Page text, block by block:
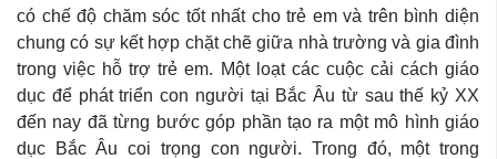
có chế độ chăm sóc tốt nhất cho trẻ em và trên bình diện
chung có sự kết hợp chặt chẽ giữa nhà trường và gia đình
trong việc hỗ trợ trẻ em. Một loạt các cuộc cải cách giáo
dục để phát triển con người tại Bắc Âu từ sau thế kỷ XX
đến nay đã từng bước góp phần tạo ra một mô hình giáo
dục Bắc Âu coi trọng con người. Trong đó, một trong